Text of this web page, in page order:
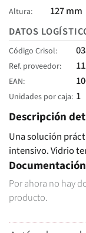
Altura
127 mm
DATOS
Código Crisol
Ref. proveedor
EAN
Unidades por caja 1
Descripción
Una solución
intensivo. Vidrio
Documentación
Por ahora no hay
producto.